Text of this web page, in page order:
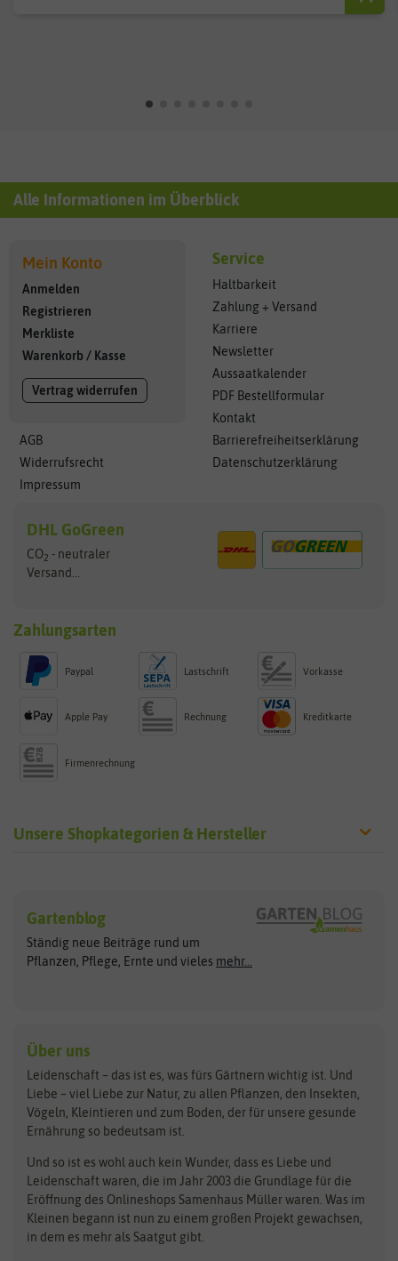
Alle Informationen im Überblick
Mein Konto
Anmelden
Registrieren
Merkliste
Warenkorb / Kasse
Vertrag widerrufen
AGB
Widerrufsrecht
Impressum
Service
Haltbarkeit
Zahlung + Versand
Karriere
Newsletter
Aussaatkalender
PDF Bestellformular
Kontakt
Barrierefreiheitserklärung
Datenschutzerklärung
DHL GoGreen
CO2 - neutraler
Versand...
Zahlungsarten
Paypal Lastschrift Vorkasse
Apple Pay Rechnung Kreditkarte
Firmenrechnung
Unsere Shopkategorien & Hersteller
Exotische Samen
Gemüsesamen
Gründünger
Kräutersamen
Obstsamen
Pilzbrut
Rasensamen
Steckzwiebeln
Zimmer & Kübelpflanzen
Kataloge
Schnäppchen
Anzucht & Gartenzubehör
Arche Noah
ASB Greenworld
Benary
Bingenheimer Saatgut
Bionana
BIOWOL
Blumicorn
Bûten Birds
Clever Pots
COMPO
Dürr-Samen
Feldsaaten Freudenberger
Fertil
Flora Elite
Gartenblog
Ständig neue Beiträge rund um
Pflanzen, Pflege, Ernte und vieles mehr...
Über uns
Leidenschaft – das ist es, was fürs Gärtnern wichtig ist. Und
Liebe – viel Liebe zur Natur, zu allen Pflanzen, den Insekten,
Vögeln, Kleintieren und zum Boden, der für unsere gesunde
Ernährung so bedeutsam ist.
Und so ist es wohl auch kein Wunder, dass es Liebe und
Leidenschaft waren, die im Jahr 2003 die Grundlage für die
Eröffnung des Onlineshops Samenhaus Müller waren. Was im
Kleinen begann ist nun zu einem großen Projekt gewachsen,
in dem es mehr als Saatgut gibt.